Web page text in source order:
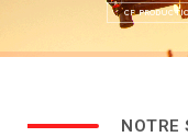
CF
NOTRE